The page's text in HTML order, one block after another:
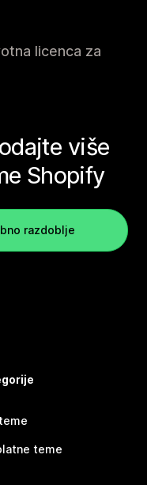
licenca za
više
Shopify
razdoblje
teme